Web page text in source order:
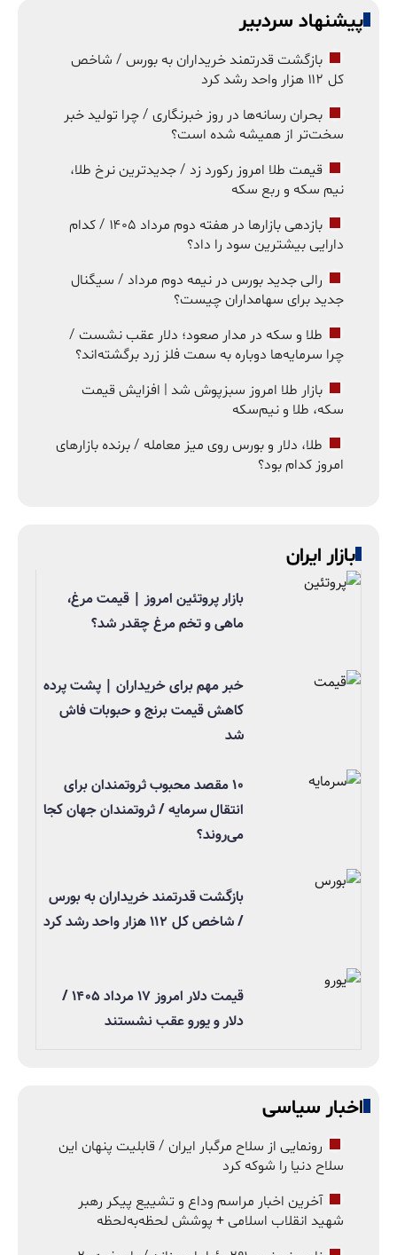
پیشنهاد سردبیر
بازگشت قدرتمند خریداران به بورس / شاخص
کل ۱۱۲ هزار واحد رشد کرد
بحران رسانه‌ها در روز خبرنگاری / چرا تولید خبر
سخت‌تر از همیشه شده است؟
قیمت طلا امروز رکورد زد / جدیدترین نرخ طلا،
نیم سکه و ربع سکه
بازدهی بازارها در هفته دوم مرداد ۱۴۰۵ / کدام
دارایی بیشترین سود را داد؟
رالی جدید بورس در نیمه دوم مرداد / سیگنال
جدید برای سهامداران چیست؟
طلا و سکه در مدار صعود؛ دلار عقب نشست /
چرا سرمایه‌ها دوباره به سمت فلز زرد برگشته‌اند؟
بازار طلا امروز سبزپوش شد | افزایش قیمت
سکه، طلا و نیم‌سکه
طلا، دلار و بورس روی میز معامله / برنده بازارهای
امروز کدام بود؟
بازار ایران
بازار پروتئین امروز | قیمت مرغ،
ماهی و تخم مرغ چقدر شد؟
خبر مهم برای خریداران | پشت پرده
کاهش قیمت برنج و حبوبات فاش
شد
۱۰ مقصد محبوب ثروتمندان برای
انتقال سرمایه / ثروتمندان جهان کجا
می‌روند؟
بازگشت قدرتمند خریداران به بورس
/ شاخص کل ۱۱۲ هزار واحد رشد کرد
قیمت دلار امروز ۱۷ مرداد ۱۴۰۵ /
دلار و یورو عقب نشستند
اخبار سیاسی
رونمایی از سلاح مرگبار ایران / قابلیت پنهان این
سلاح دنیا را شوکه کرد
آخرین اخبار مراسم وداع و تشییع پیکر رهبر
شهید انقلاب اسلامی + پوشش لحظه‌به‌لحظه